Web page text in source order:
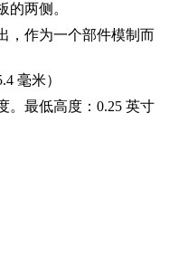
的两侧。
，作为一个部件模制而
毫米）
。最低高度：0.25 英寸